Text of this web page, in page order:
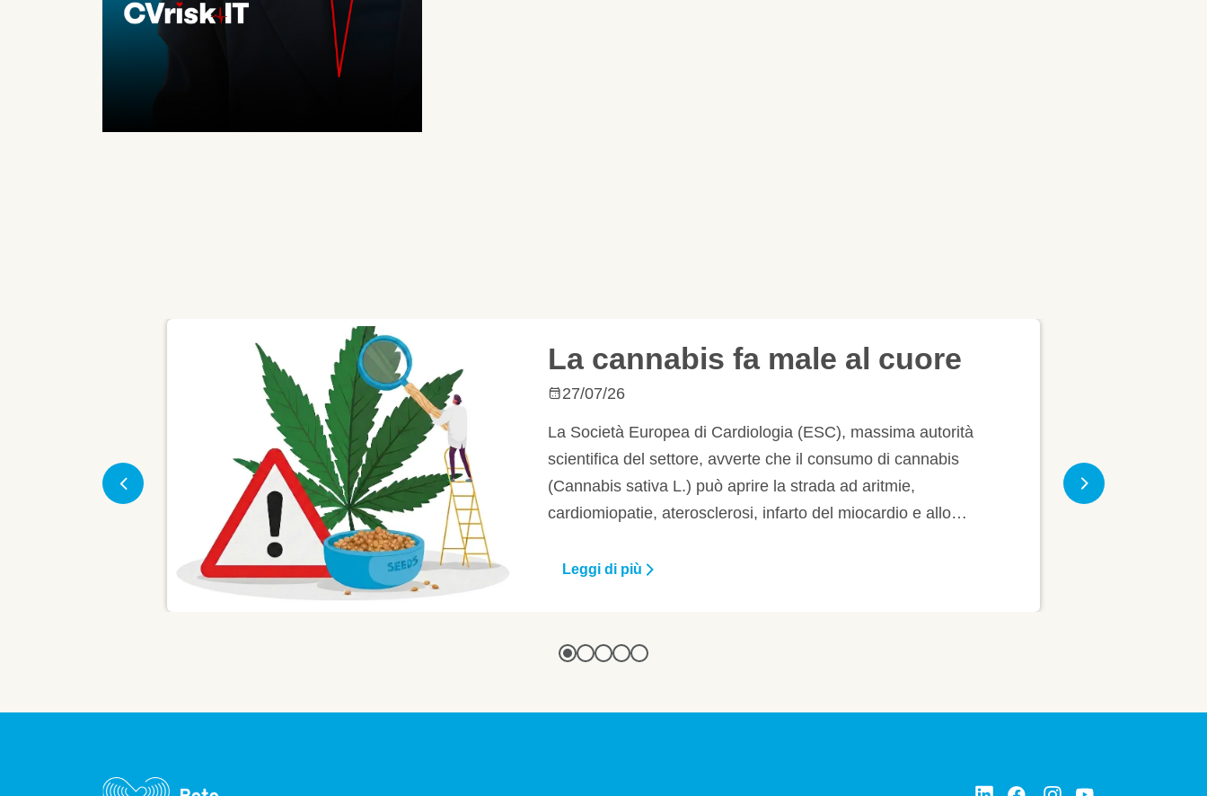
La cannabis fa male al cuore
27/07/26
La Società Europea di Cardiologia (ESC), massima autorità
scientifica del settore, avverte che il consumo di cannabis
(Cannabis sativa L.) può aprire la strada ad aritmie,
cardiomiopatie, aterosclerosi, infarto del miocardio e allo
salute cardiovascolare.
Leggi di più
Previous Next